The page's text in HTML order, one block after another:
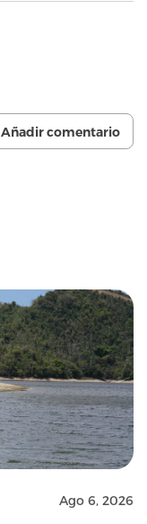
Añadir comentario
Ago 6, 2026